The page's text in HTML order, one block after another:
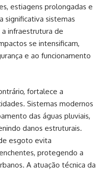
estiagens prolongadas e
significativa sistemas
infraestrutura de
se intensificam,
e ao funcionamento
fortalece a
Sistemas modernos
das águas pluviais,
danos estruturais.
esgoto evita
protegendo a
A atuação técnica da